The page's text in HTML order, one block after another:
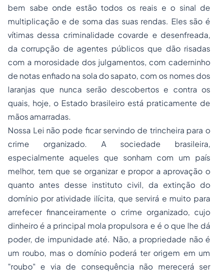
bem sabe onde estão todos os reais e o sinal de
multiplicação e de soma das suas rendas. Eles são é
vítimas dessa criminalidade covarde e desenfreada,
da corrupção de agentes públicos que dão risadas
com a morosidade dos julgamentos, com caderninho
de notas enfiado na sola do sapato, com os nomes dos
laranjas que nunca serão descobertos e contra os
quais, hoje, o Estado brasileiro está praticamente de
mãos amarradas.
Nossa Lei não pode ficar servindo de trincheira para o
crime organizado. A sociedade brasileira,
especialmente aqueles que sonham com um país
melhor, tem que se organizar e propor a aprovação o
quanto antes desse instituto civil, da extinção do
domínio por atividade ilícita, que servirá e muito para
arrefecer financeiramente o crime organizado, cujo
dinheiro é a principal mola propulsora e é o que lhe dá
poder, de impunidade até. Não, a propriedade não é
um roubo, mas o domínio poderá ter origem em um
"roubo" e via de consequência não merecerá ser